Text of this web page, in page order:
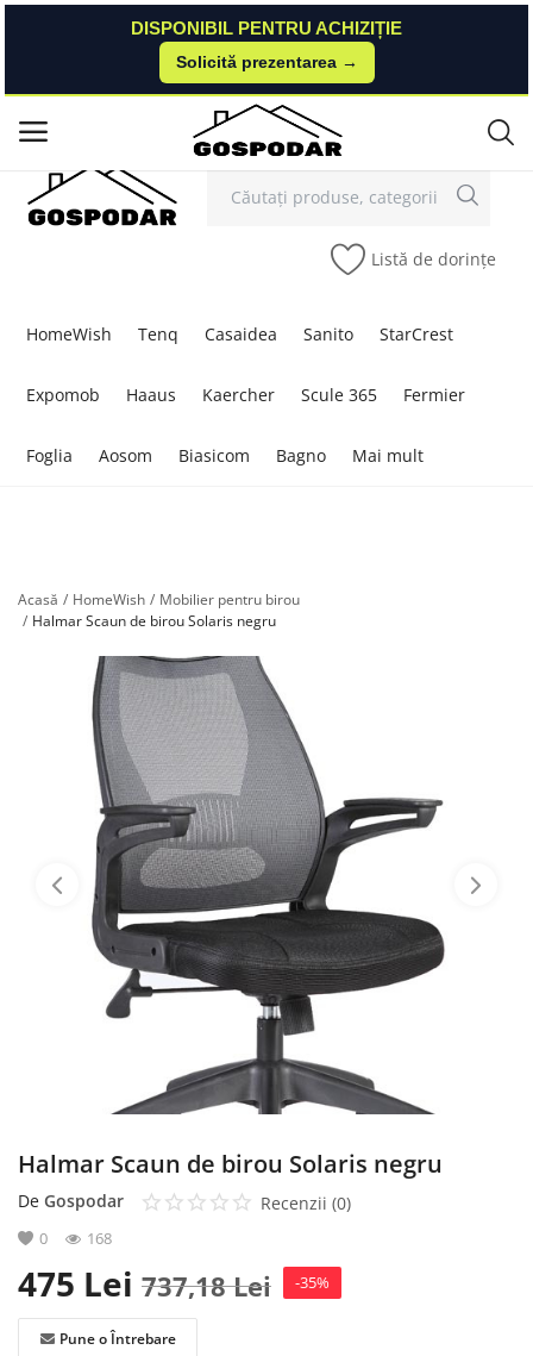
DISPONIBIL PENTRU ACHIZIȚIE
Solicită prezentarea →
Contact Autentificare Înregistrare
Listă de dorințe
HomeWish Tenq Casaidea Sanito StarCrest
Expomob Haaus Kaercher Scule 365 Fermier
Foglia Aosom Biasicom Bagno Mai mult
DISPONIBIL PENTRU ACHIZIȚIE
Solicită prezentarea →
Meniu principal
Categorii
Acasă HomeWish
Mobilier pentru birou
Halmar Scaun de birou Solaris negru
Halmar Scaun de birou Solaris negru
De Gospodar Recenzii (0)
0 168
475 Lei 737,18Lei -35%
Pune o Întrebare